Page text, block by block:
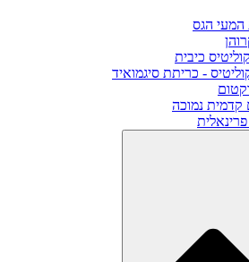
המעי הגס
כיבית
- כריתת סיגמואיד
קדמית נמוכה